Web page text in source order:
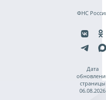
ФНС
Дата
страницы
06.08.2026